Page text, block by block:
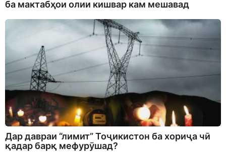
ба мактабҳои олии кишвар кам мешавад
Дар давраи “лимит” Тоҷикистон ба хориҷа чӣ
қадар барқ мефурӯшад?